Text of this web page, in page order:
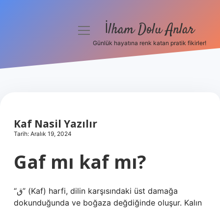
Hakkımızda
menüyü İlham Dolu Anlar
Günlük hayatına renk katan pratik fikirler!
Kaf Nasil Yazılır
Tarih: Aralık 19, 2024
Gaf mı kaf mı?
“ق” (Kaf) harfi, dilin karşısındaki üst damağa
dokunduğunda ve boğaza değdiğinde oluşur. Kalın